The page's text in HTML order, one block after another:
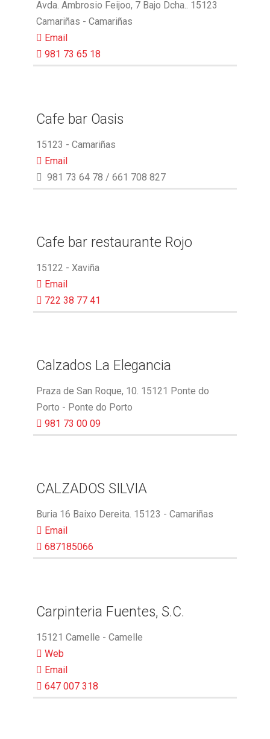
Avda. Ambrosio Feijoo, 7 Bajo Dcha.. 15123
Camariñas - Camariñas
Email
981 73 65 18
Cafe bar Oasis
15123 - Camariñas
Email
981 73 64 78 / 661 708 827
Cafe bar restaurante Rojo
15122 - Xaviña
Email
722 38 77 41
Calzados La Elegancia
Praza de San Roque, 10. 15121 Ponte do
Porto - Ponte do Porto
981 73 00 09
CALZADOS SILVIA
Buria 16 Baixo Dereita. 15123 - Camariñas
Email
687185066
Carpinteria Fuentes, S.C.
15121 Camelle - Camelle
Web
Email
647 007 318